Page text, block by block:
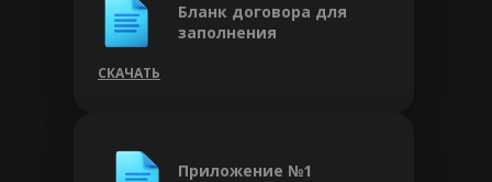
СКАЧАТЬ
Бланк договора для
заполнения​
Приложение №1